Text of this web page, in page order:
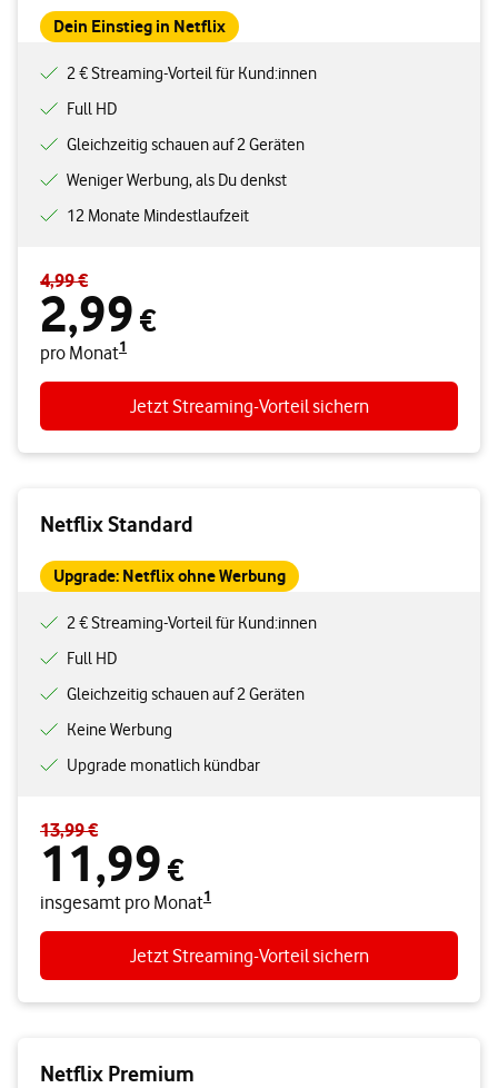
Dein Einstieg in Netflix
2 € Streaming-Vorteil für Kund:innen
Full HD
Gleichzeitig schauen auf 2 Geräten
Weniger Werbung, als Du denkst
12 Monate Mindestlaufzeit
Standardpreis 4,99 € – Angebotspreis 2,99 € pro Monat
4,99 €
2,99 €
pro Monat1
Jetzt Streaming-Vorteil sichern
Netflix Standard
Upgrade: Netflix ohne Werbung
2 € Streaming-Vorteil für Kund:innen
Full HD
Gleichzeitig schauen auf 2 Geräten
Keine Werbung
Upgrade monatlich kündbar
Standardpreis 13,99 € – Angebotspreis 11,99 € insgesamt pro
13,99 €
11,99 €
insgesamt pro Monat1
Jetzt Streaming-Vorteil sichern
Netflix Premium